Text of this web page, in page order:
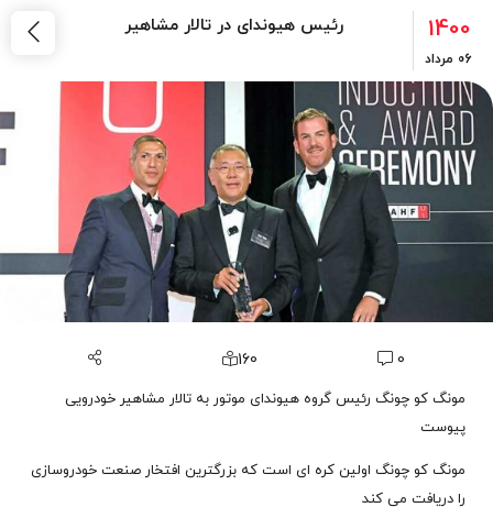
1400
06 مرداد
رئیس هیوندای در تالار مشاهیر
0
160
مونگ کو چونگ رئیس گروه هیوندای موتور به تالار مشاهیر خودرویی
پیوست
مونگ کو چونگ اولین کره ای است که بزرگترین افتخار صنعت خودروسازی
را دریافت می کند